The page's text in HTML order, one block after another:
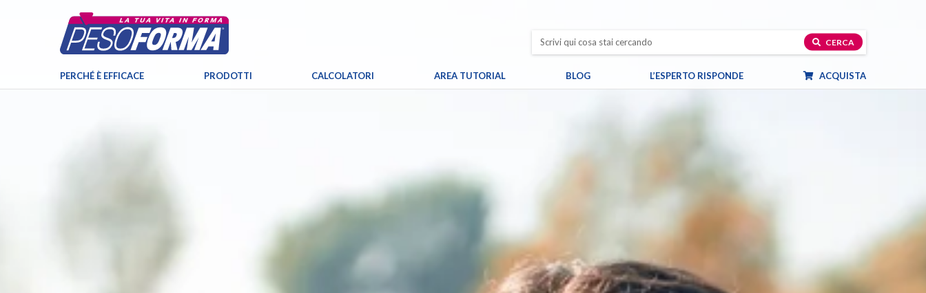
CERCA
PERCHÉ È EFFICACE PRODOTTI CALCOLATORI AREA TUTORIAL BLOG L’ESPERTO RISPONDE ACQUISTA